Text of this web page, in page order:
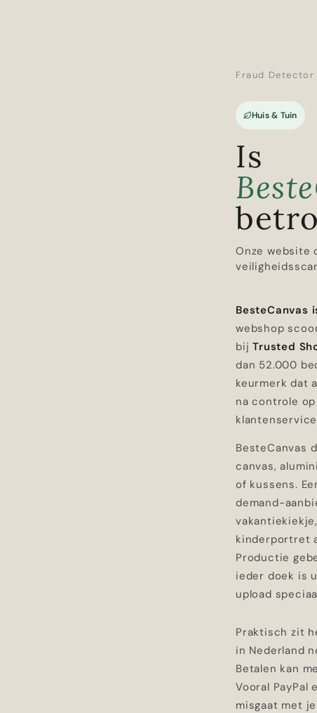
Fraud Detector
Huis & Tuin
Is
Onze website
BesteCanvas
webshop
bijTrusted
dan 52.000
keurmerk dat
na controle
BesteCanvas
canvas,
of kussens.
demand-
kinderportret
Productie
ieder doek is
upload
Praktisch zit
in Nederland
Betalen kan
Vooral
misgaat met